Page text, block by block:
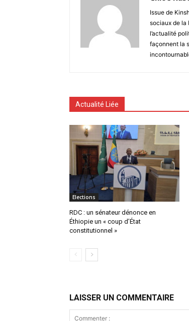
Issue de
sociaux de la
l’actualité
façonnent la
Actualité Liée
Elections
RDC : un sénateur dénonce en
Éthiopie un « coup d’État
constitutionnel »
LAISSER UN COMMENTAIRE